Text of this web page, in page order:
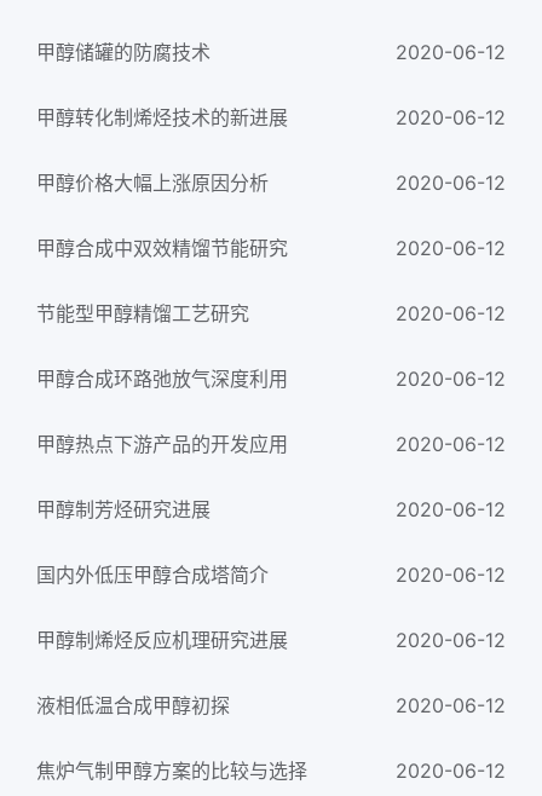
甲醇储罐的防腐技术 2020-06-12
甲醇转化制烯烃技术的新进展 2020-06-12
甲醇价格大幅上涨原因分析 2020-06-12
甲醇合成中双效精馏节能研究 2020-06-12
节能型甲醇精馏工艺研究 2020-06-12
甲醇合成环路弛放气深度利用 2020-06-12
甲醇热点下游产品的开发应用 2020-06-12
甲醇制芳烃研究进展 2020-06-12
国内外低压甲醇合成塔简介 2020-06-12
甲醇制烯烃反应机理研究进展 2020-06-12
液相低温合成甲醇初探 2020-06-12
焦炉气制甲醇方案的比较与选择 2020-06-12